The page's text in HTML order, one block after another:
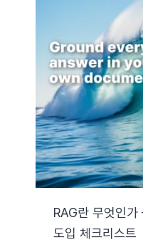
RAG란 무엇인
도입 체크리스트